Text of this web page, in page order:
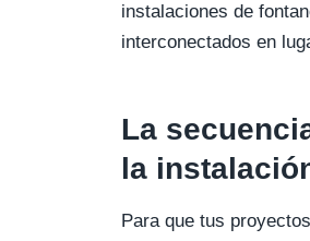
instalaciones de
interconectados en
La
la
Para que tus